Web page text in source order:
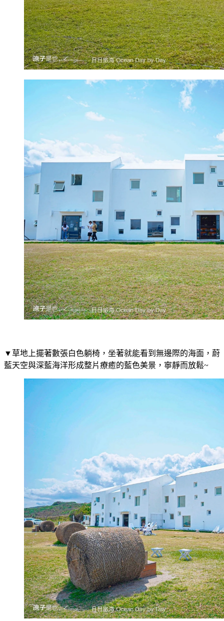
▼草地上擺著數張白色躺椅，坐著就能看到無邊際的海面，蔚
藍天空與深藍海洋形成整片療癒的藍色美景，寧靜而放鬆~